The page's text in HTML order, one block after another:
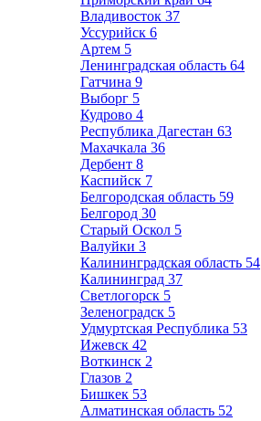
Владивосток 37
Уссурийск 6
Артем 5
Ленинградская область 64
Гатчина 9
Выборг 5
Кудрово 4
Республика Дагестан 63
Махачкала 36
Дербент 8
Каспийск 7
Белгородская область 59
Белгород 30
Старый Оскол 5
Валуйки 3
Калининградская область 54
Калининград 37
Светлогорск 5
Зеленоградск 5
Удмуртская Республика 53
Ижевск 42
Воткинск 2
Глазов 2
Бишкек 53
Алматинская область 52